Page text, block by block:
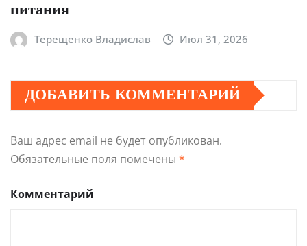
питания
Терещенко Владислав Июл 31, 2026
ДОБАВИТЬ КОММЕНТАРИЙ
Ваш адрес email не будет опубликован.
Обязательные поля помечены *
Комментарий